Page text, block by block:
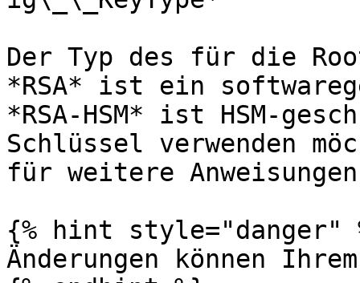
Der Typ des für die
*RSA* ist ein
*RSA-HSM* ist HSM-
Schlüssel verwenden
für weitere Anweisungen
{% hint style="danger"
Änderungen können